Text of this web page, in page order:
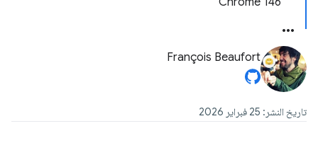
François Beaufort
تاريخ النشر: 25 فبراير 2026